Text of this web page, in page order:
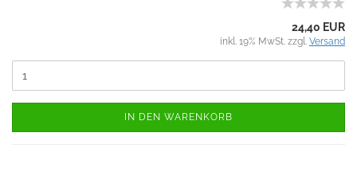
24,40 EUR
inkl. 19% MwSt. zzgl. Versand
IN DEN WARENKORB